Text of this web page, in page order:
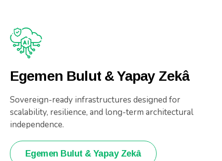
Egemen Bulut & Yapay Zekâ
Sovereign-ready infrastructures designed for
scalability, resilience, and long-term architectural
independence.
Egemen Bulut & Yapay Zekâ